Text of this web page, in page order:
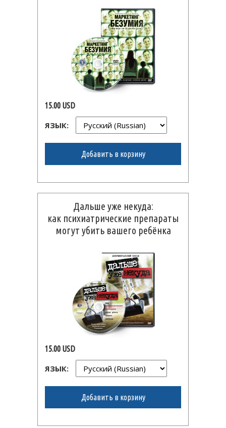
15.00 USD
ЯЗЫК:
Добавить в корзину
Дальше уже некуда:
как психиатрические препараты
могут убить вашего ребёнка
15.00 USD
ЯЗЫК:
Добавить в корзину